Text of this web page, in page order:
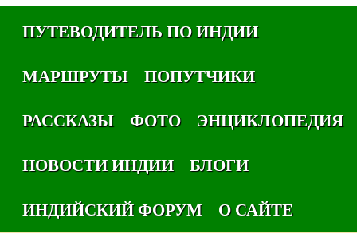
ПУТЕВОДИТЕЛЬ ПО ИНДИИ
МАРШРУТЫ
ПОПУТЧИКИ
РАССКАЗЫ
ФОТО
ЭНЦИКЛОПЕДИЯ
НОВОСТИ ИНДИИ
БЛОГИ
ИНДИЙСКИЙ ФОРУМ
О САЙТЕ